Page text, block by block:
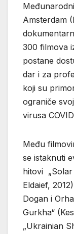
Amsterdam
300 filmova
postane
dar i za
koji su
ograniče
virusa
Među
se istaknuti
hitovi „Solar
Eldaief,
Dogan i
Gurkha“
„Ukrainian